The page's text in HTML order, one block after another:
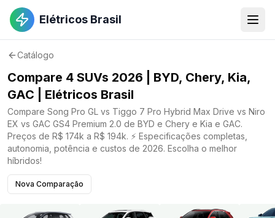
Elétricos Brasil
Catálogo
Compare 4 SUVs 2026 | BYD, Chery, Kia,
GAC | Elétricos Brasil
Compare Song Pro GL vs Tiggo 7 Pro Hybrid Max Drive vs Niro
EX vs GAC GS4 Premium 2.0 de BYD e Chery e Kia e GAC.
Preços de R$ 174k a R$ 194k. ⚡ Especificações completas,
autonomia, potência e custos de 2026. Escolha o melhor
híbridos!
Nova Comparação